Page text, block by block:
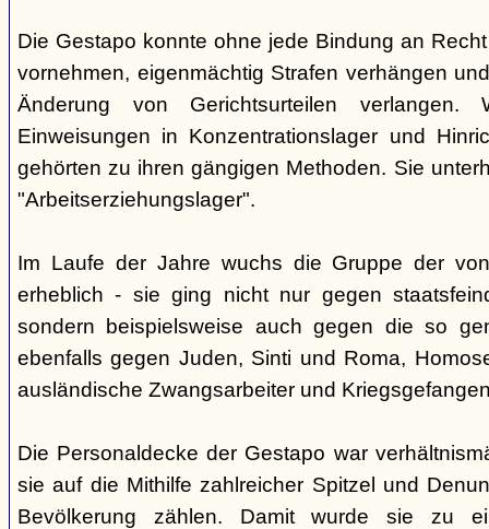
Die Gestapo konnte ohne jede Bindung an
vornehmen, eigenmächtig Strafen verhängen
Änderung von Gerichtsurteilen verlangen.
Einweisungen in Konzentrationslager und
gehörten zu ihren gängigen Methoden. Sie
"Arbeitserziehungslager".
Im Laufe der Jahre wuchs die Gruppe der
erheblich - sie ging nicht nur gegen
sondern beispielsweise auch gegen die so
ebenfalls gegen Juden, Sinti und Roma,
ausländische Zwangsarbeiter und
Die Personaldecke der Gestapo war
sie auf die Mithilfe zahlreicher Spitzel und
Bevölkerung zählen. Damit wurde sie zu